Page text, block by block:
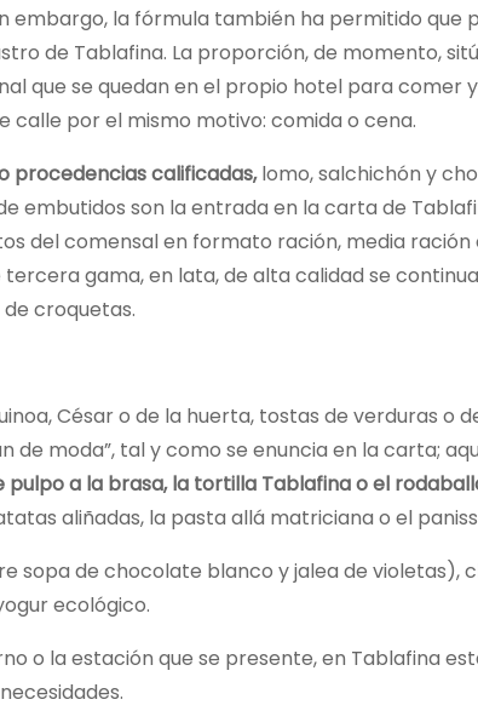
embargo, la fórmula también ha permitido que
de Tablafina. La proporción, de momento,
que se quedan en el propio hotel para comer
calle por el mismo motivo: comida o cena.
procedencias calificadas,lomo, salchichón y
embutidos son la entrada en la carta de
del comensal en formato ración, media
gama, en lata, de alta calidad se
croquetas.
César o de la huerta, tostas de verduras
de moda”, tal y como se enuncia en la carta;
pulpo a la brasa, la tortilla Tablafina o el
aliñadas, la pasta allá matriciana o el
sopa de chocolate blanco y jalea de
ecológico.
o la estación que se presente, en Tablafina